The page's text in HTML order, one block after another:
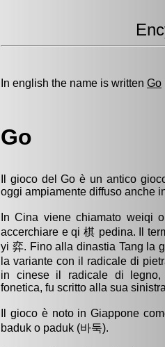
In english the name is written Go
Go
Il gioco del Go è un antico
oggi ampiamente diffuso anche
In Cina viene chiamato
accerchiare e qi 棋 pedina. Il
yi 弈. Fino alla dinastia Tang la
la variante con il radicale di
in cinese il radicale di legno,
fonetica, fu scritto alla sua
Il gioco è noto in Giappone
baduk o paduk (바둑).